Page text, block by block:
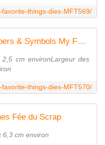
things-dies-MFT569/
DIE-NAMICS Emmitt Numbers & Symbols My Favorite Things Fée du Scrap
cm environLargeur des
things-dies-MFT570/
Fée du Scrap
6,3 cm environ